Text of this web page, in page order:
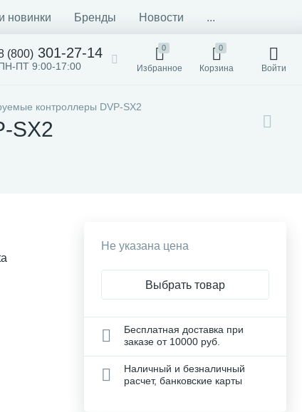
новинки Бренды Новости ...
(800) 301-27-14
ПТ 9:00-17:00
0
Избранное
0
Корзина Войти
контроллеры DVP-SX2
SX2
Не указана цена
Выбрать товар
Бесплатная доставка при
заказе от 10000 руб.
Наличный и безналичный
расчет, банковские карты